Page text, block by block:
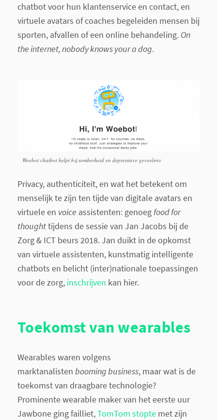
chatbot voor hun klantenservice en contact, en
virtuele avatars of coaches begeleiden mensen bij
sporten, afvallen of een online behandeling. On
the internet, nobody knows your a dog.
Woebot chatbot helpt bij somberheid en depressieve gevoelens
Privacy, authenticiteit, en wat het betekent om
menselijk te zijn ten tijde van digitale avatars en
virtuele en voice assistenten: genoeg food for
thoughttijdens de sessie van Jan Jacobs bij de
Zorg & ICT beurs 2018. Jan duikt in de opkomst
van virtuele assistenten, kunstmatig intelligente
chatbots en belicht (inter)nationale toepassingen
voor de zorg, inschrijven kan hier.
Toekomst van wearables
Wearables waren volgens
marktanalisten booming business, maar wat is de
toekomst van draagbare technologie?
Prominente wearable maker van het eerste uur
Jawbone ging failliet,TomTom stoptemet zijn